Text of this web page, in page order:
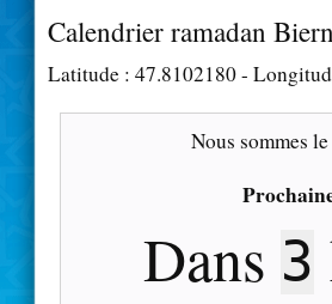
Calendrier ramadan
Latitude : 47.8102180-
Nous sommes le
Dans 3